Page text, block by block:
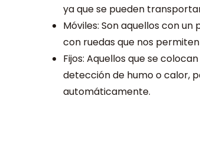
ya que se pueden
Móviles: Son aquellos con
con ruedas que nos
Fijos: Aquellos que se
detección de humo o calor,
automáticamente.